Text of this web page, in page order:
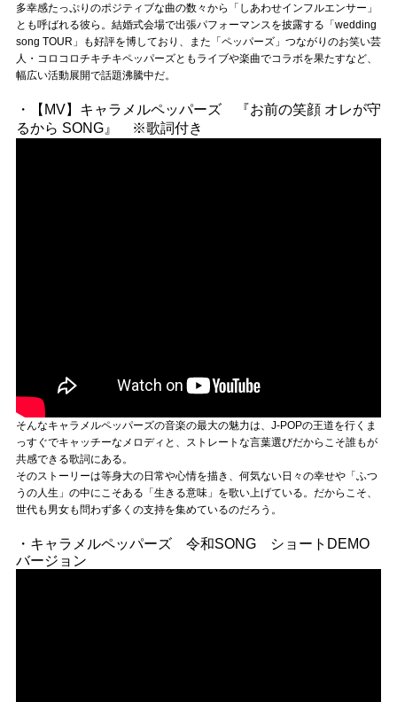
多幸感たっぷりのポジティブな曲の数々から「しあわせインフルエンサー」
とも呼ばれる彼ら。結婚式会場で出張パフォーマンスを披露する「wedding
song TOUR」も好評を博しており、また「ペッパーズ」つながりのお笑い芸
人・コロコロチキチキペッパーズともライブや楽曲でコラボを果たすなど、
幅広い活動展開で話題沸騰中だ。
・【MV】キャラメルペッパーズ 『お前の笑顔 オレが守
るから SONG』 ※歌詞付き
そんなキャラメルペッパーズの音楽の最大の魅力は、J-POPの王道を行くま
っすぐでキャッチーなメロディと、ストレートな言葉選びだからこそ誰もが
共感できる歌詞にある。
そのストーリーは等身大の日常や心情を描き、何気ない日々の幸せや「ふつ
うの人生」の中にこそある「生きる意味」を歌い上げている。だからこそ、
世代も男女も問わず多くの支持を集めているのだろう。
・キャラメルペッパーズ 令和SONG ショートDEMO
バージョン